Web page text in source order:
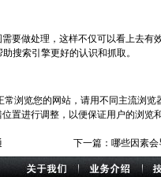
做处理，这样不仅可以看上去有
搜索引擎更好的认识和抓取。
览您的网站，请用不同主流浏览
置进行调整，以便保证用户的浏览
下一篇： 哪些因素